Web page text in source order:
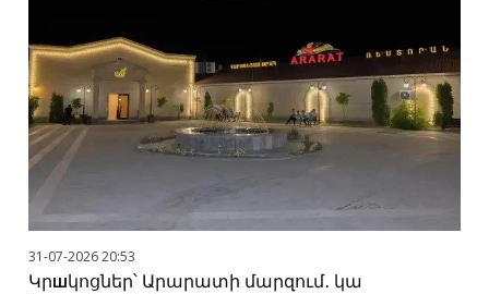
31-07-2026 20:53
Կրшկոցներ՝ Արարատի մարզում․ կա